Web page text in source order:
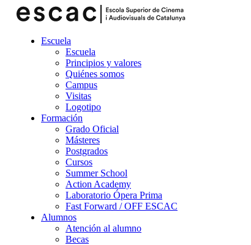
Escuela
Escuela
Principios y valores
Quiénes somos
Campus
Visitas
Logotipo
Formación
Grado Oficial
Másteres
Postgrados
Cursos
Summer School
Action Academy
Laboratorio Ópera Prima
Fast Forward / OFF ESCAC
Alumnos
Atención al alumno
Becas